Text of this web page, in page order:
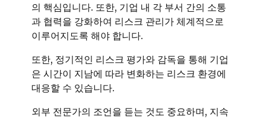
의 핵심입니다. 또한, 기업 내 각 부서 간의 소통
과 협력을 강화하여 리스크 관리가 체계적으로
이루어지도록 해야 합니다.
또한, 정기적인 리스크 평가와 감독을 통해 기업
은 시간이 지남에 따라 변화하는 리스크 환경에
대응할 수 있습니다.
외부 전문가의 조언을 듣는 것도 중요하며, 지속